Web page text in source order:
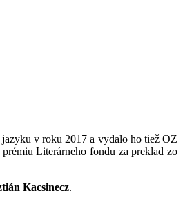
v roku 2017 a vydalo ho tiež OZ
Literárneho fondu za preklad zo
Kacsinecz.